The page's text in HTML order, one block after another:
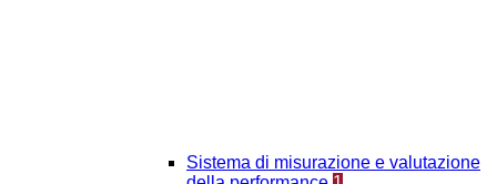
Sistema di misurazione e valutazione